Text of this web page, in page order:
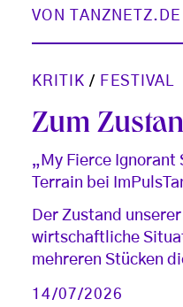
VON
KRITIK / FESTIVAL
Zum
„My Fierce Ignorant
Terrain bei
Der Zustand
wirtschaftliche
mehreren Stücken
14/07/2026